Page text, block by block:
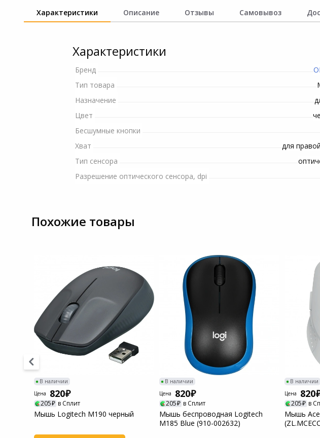
Характеристики Описание Отзывы Самовывоз
Характеристики
Бренд
Тип товара
Назначение
Цвет
Бесшумные кнопки
Хват
для
Тип сенсора
Разрешение оптического сенсора, dpi
Похожие товары
В наличии
Цена
820
205 в Сплит
Мышь Logitech M190 черный
В наличии
Цена
820
205 в Сплит
Мышь беспроводная Logitech
M185 Blue (910-002632)
В наличии
Цена
820
205 в
Мышь
Игровые аксессуары Тостеры
Светофильтры
Фрезеры
Товары для дачи и сада
Инвентарь
Системы
аксессуары
систем
Торговое оборудование
Системы безопасности
Уцененные товары